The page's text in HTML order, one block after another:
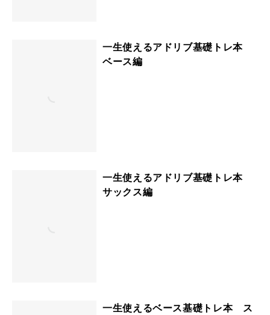
一生使えるアドリブ基礎トレ本
ベース編
一生使えるアドリブ基礎トレ本
サックス編
一生使えるベース基礎トレ本 ス